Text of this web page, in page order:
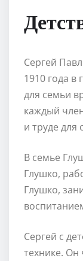
Сергей
1910 года в
для семьи
каждый
и труде
В семье
Глушко,
Глушко,
Сергей с
технике. Он